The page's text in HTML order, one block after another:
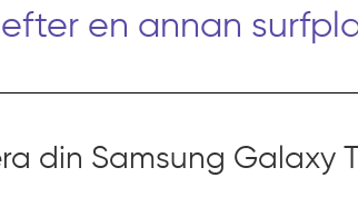
en annan
din Samsung Galaxy